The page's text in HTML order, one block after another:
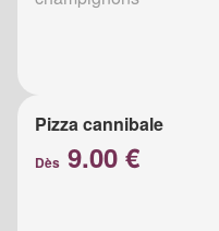
Pizza cannibale
Dès 9.00 €